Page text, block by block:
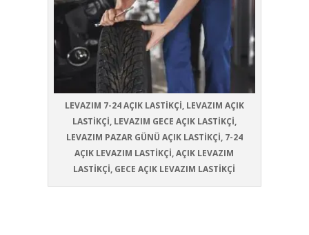
LEVAZIM 7-24 AÇIK LASTİKÇİ, LEVAZIM AÇIK
LASTİKÇİ, LEVAZIM GECE AÇIK LASTİKÇİ,
LEVAZIM PAZAR GÜNÜ AÇIK LASTİKÇİ, 7-24
AÇIK LEVAZIM LASTİKÇİ, AÇIK LEVAZIM
LASTİKÇİ, GECE AÇIK LEVAZIM LASTİKÇİ